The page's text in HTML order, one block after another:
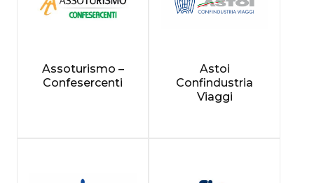
Assoturismo –
Confesercenti
Astoi
Confindustria
Viaggi